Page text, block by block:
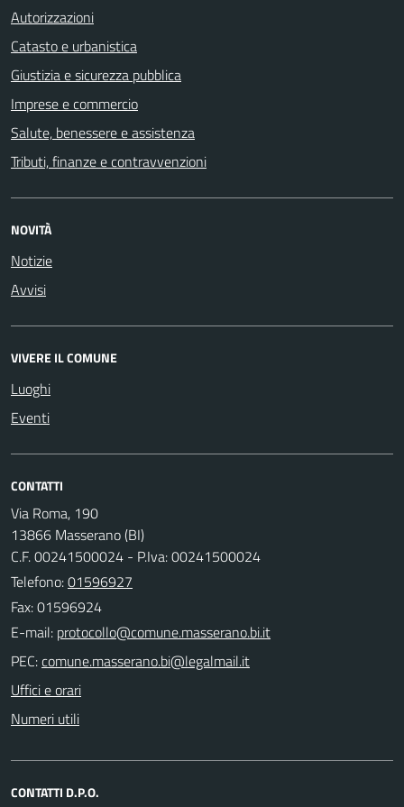
Autorizzazioni
Catasto e urbanistica
Giustizia e sicurezza pubblica
Imprese e commercio
Salute, benessere e assistenza
Tributi, finanze e contravvenzioni
NOVITÀ
Notizie
Avvisi
VIVERE IL COMUNE
Luoghi
Eventi
CONTATTI
Via Roma, 190
13866 Masserano (BI)
C.F. 00241500024 - P.Iva: 00241500024
Telefono:01596927
Fax: 01596924
E-mail:
PEC:
Uffici e orari
Numeri utili
CONTATTI D.P.O.